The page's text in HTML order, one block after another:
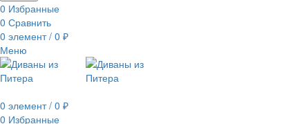
0 Избранные
0 Сравнить
0 элемент / 0 ₽
Меню
0 элемент / 0 ₽
0 Избранные